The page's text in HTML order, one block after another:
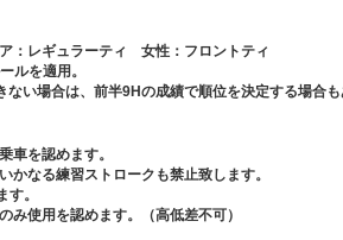
：レギュラーティ 女性：フロントティ
ルを適用。
い場合は、前半9Hの成績で順位を決定する場合も
車を認めます。
かなる練習ストロークも禁止致します。
。
み使用を認めます。（高低差不可）